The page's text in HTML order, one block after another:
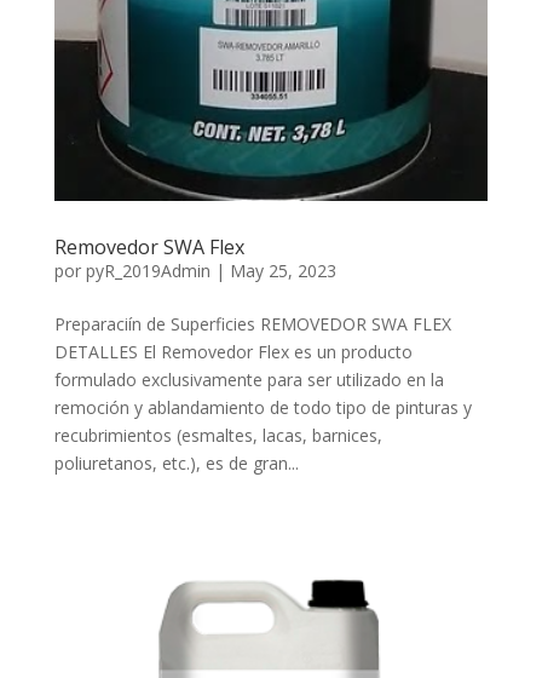
Removedor SWA Flex
por pyR_2019Admin | May 25, 2023
Preparaciín de Superficies REMOVEDOR SWA FLEX
DETALLES El Removedor Flex es un producto
formulado exclusivamente para ser utilizado en la
remoción y ablandamiento de todo tipo de pinturas y
recubrimientos (esmaltes, lacas, barnices,
poliuretanos, etc.), es de gran...